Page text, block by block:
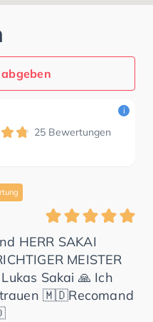
25 Bewertungen
i
HERR SAKAI
MEISTER
Sakai 🙏 Ich
🇲🇩Recomand